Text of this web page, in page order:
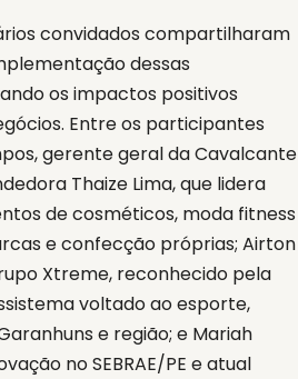
convidados compartilharam
dessas
os impactos positivos
Entre os participantes
gerente geral da Cavalcante
Thaize Lima, que lidera
de cosméticos, moda fitness
e confecção próprias; Airton
Xtreme, reconhecido pela
voltado ao esporte,
e região; e Mariah
no SEBRAE/PE e atual